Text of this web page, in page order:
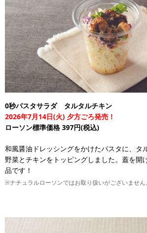
0秒パスタサラダ タルタルチキン
2026年7月14日(火) 夕方ごろ発売！
ローソン標準価格 397円(税込)
和風醤油ドレッシングをかけたパスタに、タ
野菜とチキンをトッピングしました。蓋を開
品です！
※ナチュラルローソンではお取り扱いがございません。